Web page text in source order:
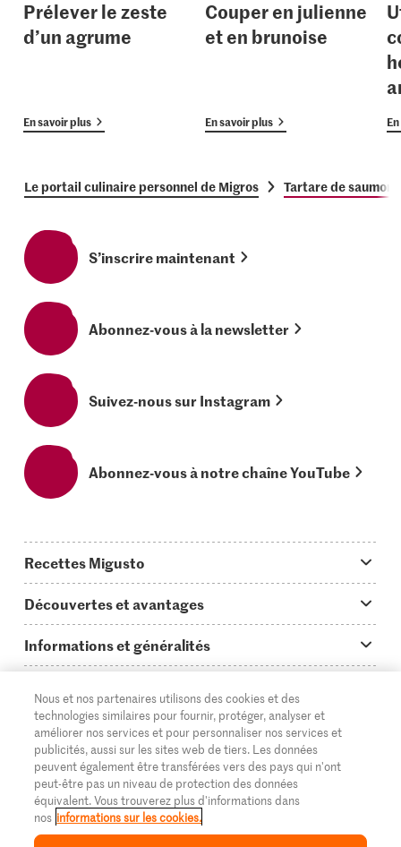
Prélever le zeste
d’un agrume
En savoir plus
Couper en julienne
et en brunoise
En savoir plus
Le portail culinaire personnel de Migros Tartare de saumon
S’inscrire maintenant
Abonnez-vous à la newsletter
Suivez-nous sur Instagram
Abonnez-vous à notre chaîne YouTube
Recettes Migusto
Idées de menus
Plats principaux
Simple & vite prêt
Apéritif
Préparations au four
Enfants & famille
Découvertes et avantages
On en parle...
Tutoriels
Glossaire des ingrédients
Login Migusto
Magazine Migusto
Informations et généralités
Questions concernant Migusto
Cuisiner avec Migusto
Service clientèle & contact
Publicité
Impressum
Supermarché
Migros Online
À propos de Migros
Magasins
© 2026 La Fédération des coopératives Migros
DE FR IT
Nous et nos partenaires utilisons des cookies et des
technologies similaires pour fournir, protéger, analyser et
améliorer nos services et pour personnaliser nos services et
publicités, aussi sur les sites web de tiers. Les données
peuvent également être transférées vers des pays qui n'ont
peut-être pas un niveau de protection des données
équivalent. Vous trouverez plus d'informations dans
nos informations sur les cookies.